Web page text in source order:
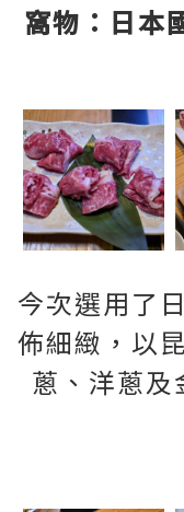
窩物：日本
今次選用了
佈細緻，以
蔥、洋蔥及